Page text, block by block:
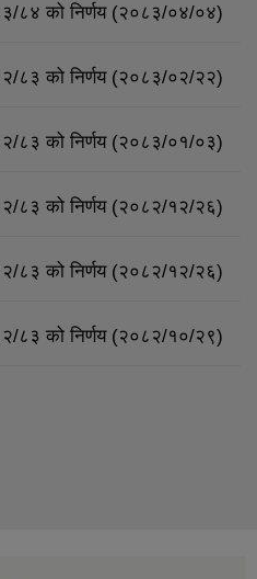
८४ को निर्णय (२०८३/०४/०४)
८३ को निर्णय (२०८३/०२/२२)
८३ को निर्णय (२०८३/०१/०३)
८३ को निर्णय (२०८२/१२/२६)
८३ को निर्णय (२०८२/१२/२६)
८३ को निर्णय (२०८२/१०/२९)